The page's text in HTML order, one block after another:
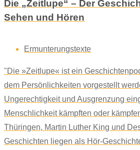
Die „Zeitlupe“ – Der
Sehen und Hören
Ermunterungstexte
"Die »Zeitlupe« ist ein
dem Persönlichkeiten vorgestellt
Ungerechtigkeit und Ausgrenzung
Menschlichkeit kämpften oder
Thüringen, Martin Luther King und
Geschichten liegen als Hör-